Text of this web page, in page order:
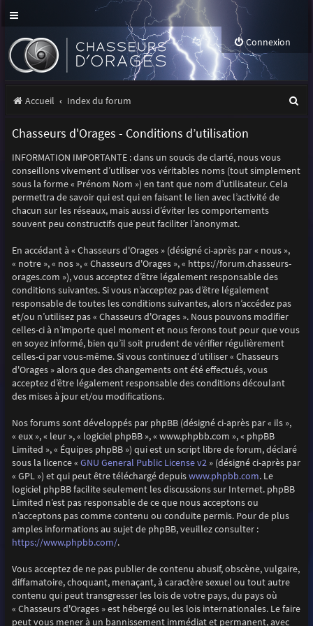
Connexion
Accueil Index du forum
Chasseurs d'Orages - Conditions d’utilisation
INFORMATION IMPORTANTE : dans un soucis de clarté, nous vous
conseillons vivement d’utiliser vos véritables noms (tout simplement
sous la forme « Prénom Nom ») en tant que nom d’utilisateur. Cela
permettra de savoir qui est qui en faisant le lien avec l’activité de
chacun sur les réseaux, mais aussi d’éviter les comportements
souvent peu constructifs que peut faciliter l’anonymat.
En accédant à « Chasseurs d'Orages » (désigné ci-après par « nous »,
« notre », « nos », « Chasseurs d'Orages », « https://forum.chasseurs-
orages.com »), vous acceptez d’être légalement responsable des
conditions suivantes. Si vous n’acceptez pas d’être légalement
responsable de toutes les conditions suivantes, alors n’accédez pas
et/ou n’utilisez pas « Chasseurs d'Orages ». Nous pouvons modifier
celles-ci à n’importe quel moment et nous ferons tout pour que vous
en soyez informé, bien qu’il soit prudent de vérifier régulièrement
celles-ci par vous-même. Si vous continuez d’utiliser « Chasseurs
d'Orages » alors que des changements ont été effectués, vous
acceptez d’être légalement responsable des conditions découlant
des mises à jour et/ou modifications.
Nos forums sont développés par phpBB (désigné ci-après par « ils »,
« eux », « leur », « logiciel phpBB », « www.phpbb.com », « phpBB
Limited », « Équipes phpBB ») qui est un script libre de forum, déclaré
sous la licence « GNU General Public License v2» (désigné ci-après par
« GPL ») et qui peut être téléchargé depuiswww.phpbb.com. Le
logiciel phpBB facilite seulement les discussions sur Internet. phpBB
Limited n’est pas responsable de ce que nous acceptons ou
n’acceptons pas comme contenu ou conduite permis. Pour de plus
amples informations au sujet de phpBB, veuillez consulter :
https://www.phpbb.com/.
Vous acceptez de ne pas publier de contenu abusif, obscène, vulgaire,
diffamatoire, choquant, menaçant, à caractère sexuel ou tout autre
contenu qui peut transgresser les lois de votre pays, du pays où
« Chasseurs d'Orages » est hébergé ou les lois internationales. Le faire
peut vous mener à un bannissement immédiat et permanent, avec